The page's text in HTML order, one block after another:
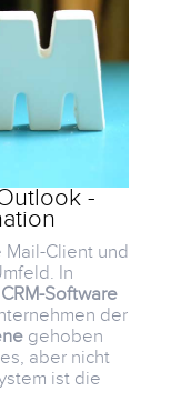
-
Client und
In
Software
der
gehoben
aber nicht
ist die